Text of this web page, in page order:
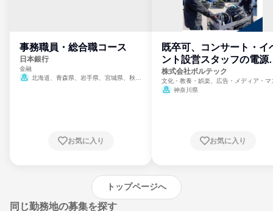
事務職員・総合職コース
日本銀行
金融
北海道、青森県、岩手県、宮城県、秋田
崎県、熊本県、大分県、宮崎県、鹿児島県、
お気に入り
既卒可、コンサート・イ
ント設営スタッフの電源
門
株式会社ボルテック
文化・教養・娯楽、広告・メディア・マ
ミ、電力・ガス・水道・エネルギー
神奈川県
お気に入り
トップページへ
同じ勤務地の募集を探す